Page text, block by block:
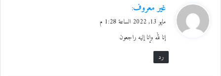
ي
ل
غير معروف:
مايو 13, 2022 الساعة 1:28 م
إنا لله وإنا إليه راجعون
رد